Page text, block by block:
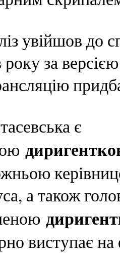
увійшов до
року за
є
а також
виступає